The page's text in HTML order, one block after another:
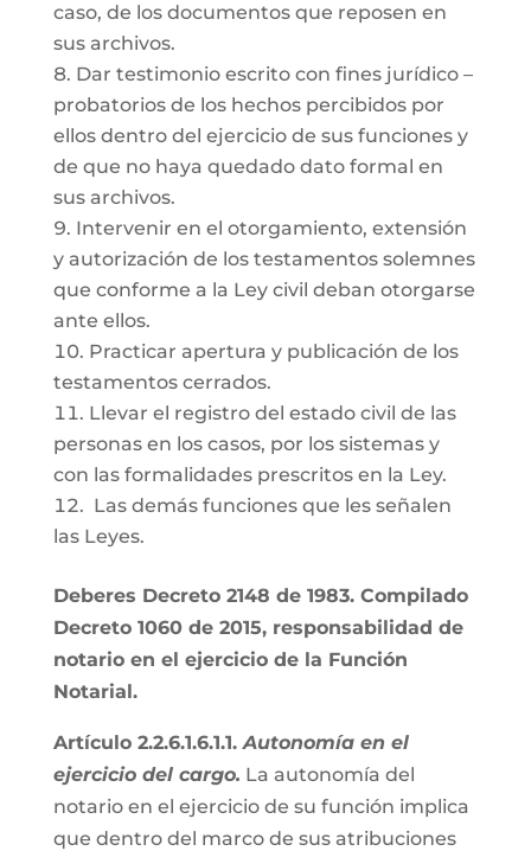
caso, de los documentos que reposen en
sus archivos.
Dar testimonio escrito con fines jurídico –
probatorios de los hechos percibidos por
ellos dentro del ejercicio de sus funciones y
de que no haya quedado dato formal en
sus archivos.
Intervenir en el otorgamiento, extensión
y autorización de los testamentos solemnes
que conforme a la Ley civil deban otorgarse
ante ellos.
Practicar apertura y publicación de los
testamentos cerrados.
Llevar el registro del estado civil de las
personas en los casos, por los sistemas y
con las formalidades prescritos en la Ley.
Las demás funciones que les señalen
las Leyes.
Deberes Decreto 2148 de 1983. Compilado
Decreto 1060 de 2015, responsabilidad de
notario en el ejercicio de la Función
Notarial.
Artículo 2.2.6.1.6.1.1.Autonomía en el
ejercicio del cargo. La autonomía del
notario en el ejercicio de su función implica
que dentro del marco de sus atribuciones